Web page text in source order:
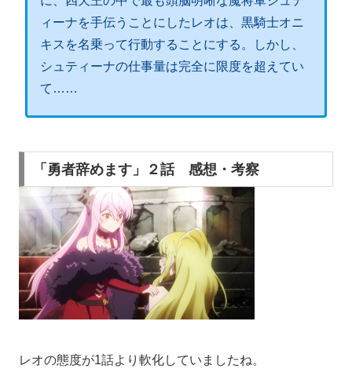
ィーナを手伝うことにしたレオは、黒騎士オニ
キスを名乗って行動することにする。しかし、
シュティーナの仕事量は完全に限度を超えてい
て……
「勇者辞めます」２話 感想・考察
レオの態度が1話より軟化していましたね。